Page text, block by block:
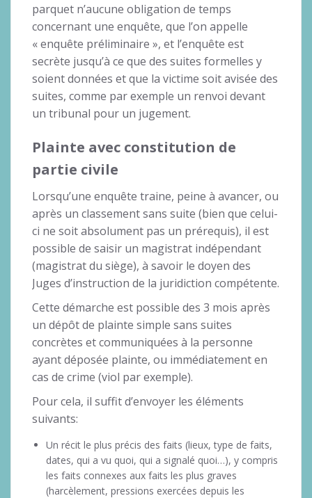
parquet n’aucune obligation de temps
concernant une enquête, que l’on appelle
« enquête préliminaire », et l’enquête est
secrète jusqu’à ce que des suites formelles y
soient données et que la victime soit avisée des
suites, comme par exemple un renvoi devant
un tribunal pour un jugement.
Plainte avec constitution de
partie civile
Lorsqu’une enquête traine, peine à avancer, ou
après un classement sans suite (bien que celui-
ci ne soit absolument pas un prérequis), il est
possible de saisir un magistrat indépendant
(magistrat du siège), à savoir le doyen des
Juges d’instruction de la juridiction compétente.
Cette démarche est possible des 3 mois après
un dépôt de plainte simple sans suites
concrètes et communiquées à la personne
ayant déposée plainte, ou immédiatement en
cas de crime (viol par exemple).
Pour cela, il suffit d’envoyer les éléments
suivants:
Un récit le plus précis des faits (lieux, type de faits,
dates, qui a vu quoi, qui a signalé quoi…), y compris
les faits connexes aux faits les plus graves
(harcèlement, pressions exercées depuis les